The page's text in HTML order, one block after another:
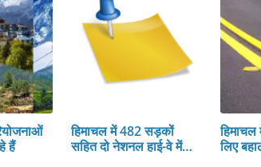
हैं
हिमाचल में 482 सड़कों
सहित दो नेशनल हाई-वे में…
लिए